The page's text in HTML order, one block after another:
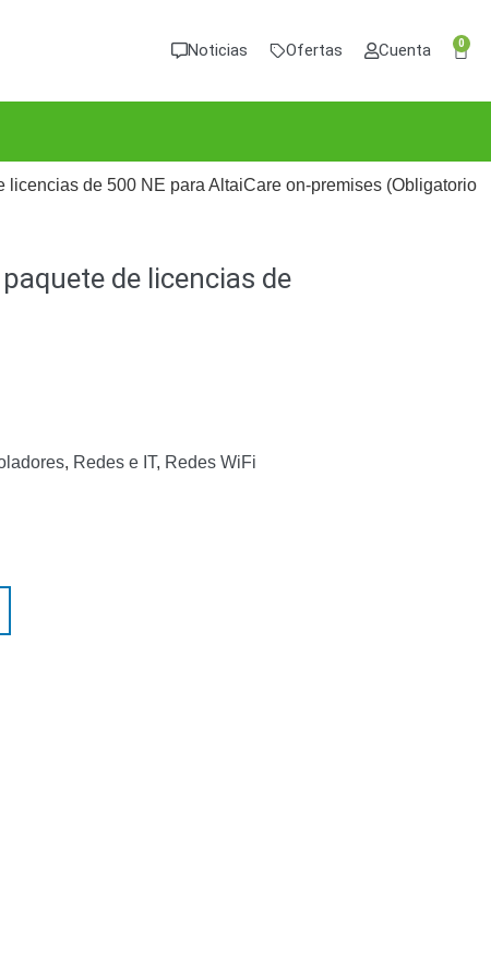
Noticias Ofertas Cuenta 0
de 500 NE para AltaiCare on-premises (Obligatorio
de licencias de
, Redes e IT, Redes WiFi